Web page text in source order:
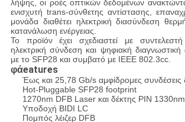
λήψης, οι ροές οπτικών δεδομένων
ενισχυτή trans-σύνθετης αντίστασης,
μονάδα διαθέτει ηλεκτρική διασύνδεση
κατανάλωση ενέργειας.
Το προϊόν έχει σχεδιαστεί με
ηλεκτρική σύνδεση και ψηφιακή
με το SFP28 και συμβατό με IEEE 802.3cc.
φάeatures
Έως και 25,78 Gb/s αμφίδρομες συνδέσεις
Hot-Pluggable SFP28 footprint
1270nm DFB Laser και δέκτης PIN 1330nm
Υποδοχή BIDI LC
Πομπός λέιζερ DFB